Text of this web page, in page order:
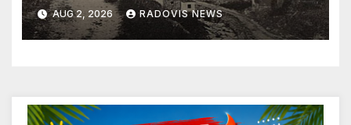
AUG 2, 2026 RADOVIS NEWS